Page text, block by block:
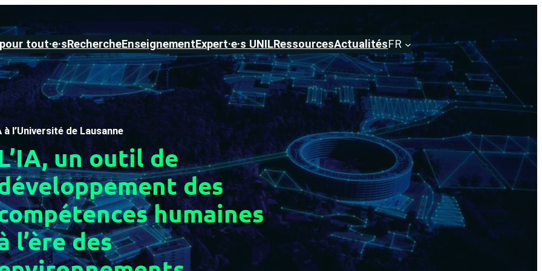
tout·e·sRechercheEnseignementExpert·e·s UNILRessourcesActualitésFR
à l’Université de Lausanne
un outil de
des
humaines
l’ère des